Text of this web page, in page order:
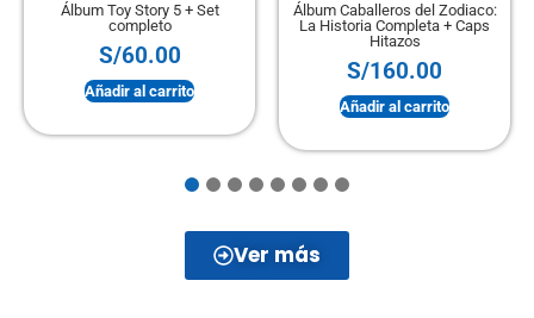
Álbum Toy Story 5 + Set
completo
S/60.00
Añadir al carrito
Álbum Caballeros del Zodiaco:
La Historia Completa + Caps
Hitazos
S/160.00
Añadir al carrito
Ver más